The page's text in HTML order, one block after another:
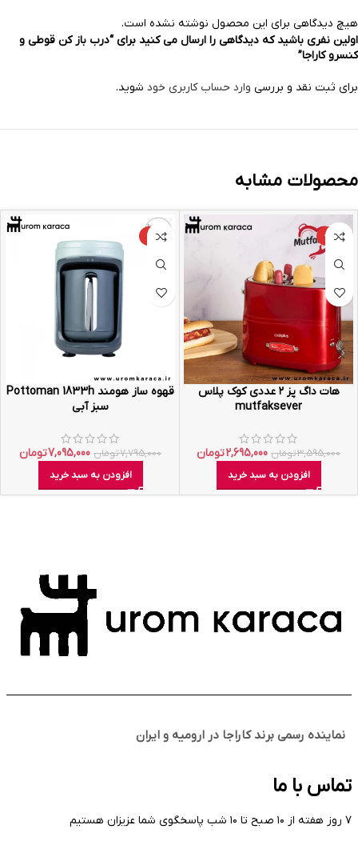
هیچ دیدگاهی برای این محصول نوشته نشده است.
اولین نفری باشید که دیدگاهی را ارسال می کنید برای “درب باز کن قوطی و
کنسرو کاراجا”
برای ثبت نقد و بررسی وارد حساب کاربری خود شوید.
محصولات مشابه
-25%
هات داگ پز ۲ عددی کوک پلاس
mutfaksever
3,595,000تومان 2,695,000تومان
افزودن به سبد خرید
-9%
قهوه ساز هومند Pottoman 1833h
سبز آبی
7,795,000تومان 7,095,000تومان
افزودن به سبد خرید
نماینده رسمی برند کاراجا در ارومیه و ایران
تماس با ما
۷ روز هفته از ۱۰ صبح تا ۱۰ شب پاسخگوی شما عزیزان هستیم